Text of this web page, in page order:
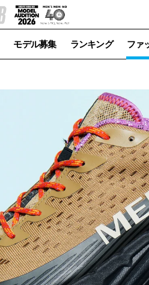
モデル募集 ランキング ファ